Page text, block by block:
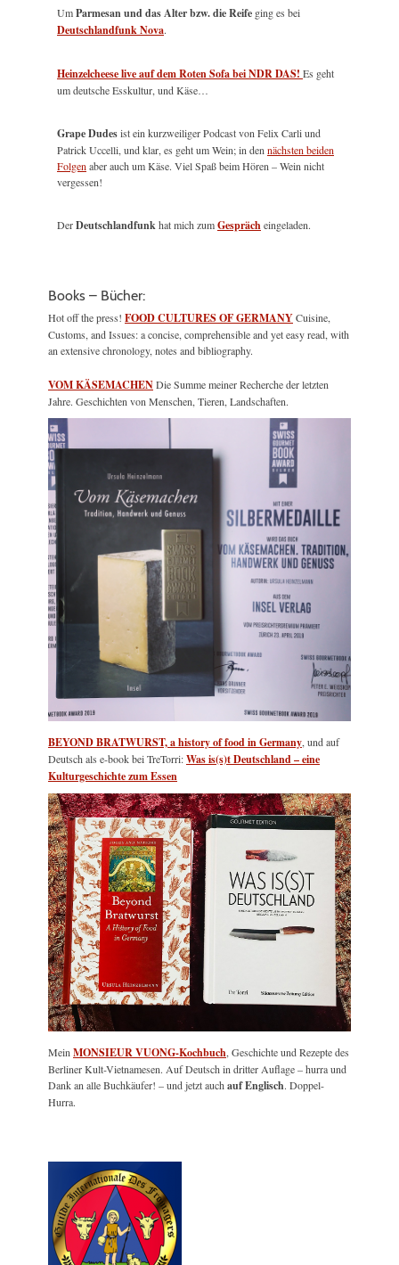
UmParmesan und das Alter bzw. die Reife ging es bei
Deutschlandfunk Nova.
Heinzelcheese live auf dem Roten Sofa bei NDR DAS! Es geht
um deutsche Esskultur, und Käse…
Grape Dudesist ein kurzweiliger Podcast von Felix Carli und
Patrick Uccelli, und klar, es geht um Wein; in den nächsten beiden
Folgen aber auch um Käse. Viel Spaß beim Hören – Wein nicht
vergessen!
DerDeutschlandfunkhat mich zumGesprächeingeladen.
Books – Bücher:
Hot off the press! FOOD CULTURES OF GERMANYCuisine,
Customs, and Issues: a concise, comprehensible and yet easy read, with
an extensive chronology, notes and bibliography.
VOM KÄSEMACHENDie Summe meiner Recherche der letzten
Jahre. Geschichten von Menschen, Tieren, Landschaften.
BEYOND BRATWURST, a history of food in Germany , und auf
Deutsch als e-book bei TreTorri:Was is(s)t Deutschland – eine
Kulturgeschichte zum Essen
Mein MONSIEUR VUONG-Kochbuch , Geschichte und Rezepte des
Berliner Kult-Vietnamesen. Auf Deutsch in dritter Auflage – hurra und
Dank an alle Buchkäufer! – und jetzt auch auf Englisch. Doppel-
Hurra.